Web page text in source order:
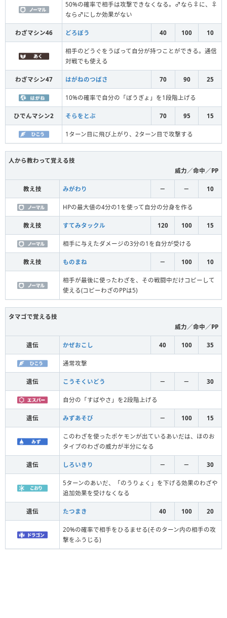
50%の確率で相手は攻撃できなくなる。♂なら♀に、♀
なら♂にしか効果がない
わざマシン46 どろぼう 40 100 10
相手のどうぐをうばって自分が持つことができる。通信
対戦でも使える
わざマシン47 はがねのつばさ 70 90 25
10%の確率で自分の「ぼうぎょ」を1段階上げる
ひでんマシン2 そらをとぶ 70 95 15
1ターン目に飛び上がり、2ターン目で攻撃する
人から教わって覚える技
威力／命中／PP
教え技 みがわり － － 10
HPの最大値の4分の1を使って自分の分身を作る
教え技 すてみタックル 120 100 15
相手に与えたダメージの3分の1を自分が受ける
教え技 ものまね － 100 10
相手が最後に使ったわざを、その戦闘中だけコピーして
使える(コピーわざのPPは5)
タマゴで覚える技
威力／命中／PP
遺伝 かぜおこし 40 100 35
通常攻撃
遺伝 こうそくいどう － － 30
自分の「すばやさ」を2段階上げる
遺伝 みずあそび － 100 15
このわざを使ったポケモンが出ているあいだは、ほのお
タイプのわざの威力が半分になる
遺伝 しろいきり － － 30
5ターンのあいだ、「のうりょく」を下げる効果のわざや
追加効果を受けなくなる
遺伝 たつまき 40 100 20
20%の確率で相手をひるませる(そのターン内の相手の攻
撃をふうじる)